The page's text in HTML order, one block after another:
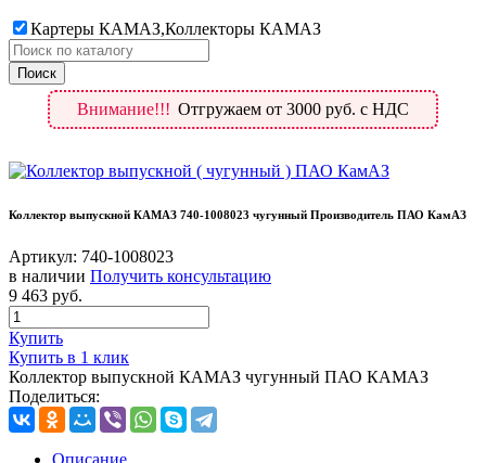
Картеры КАМАЗ,Коллекторы КАМАЗ
Внимание!!! Отгружаем от 3000 руб. с НДС
Коллектор выпускной КАМАЗ 740-1008023 чугунный Производитель ПАО КамАЗ
Артикул: 740-1008023
в наличии Получить консультацию
9 463 руб.
Купить
Купить в 1 клик
Коллектор выпускной КАМАЗ чугунный ПАО КАМАЗ
Поделиться: